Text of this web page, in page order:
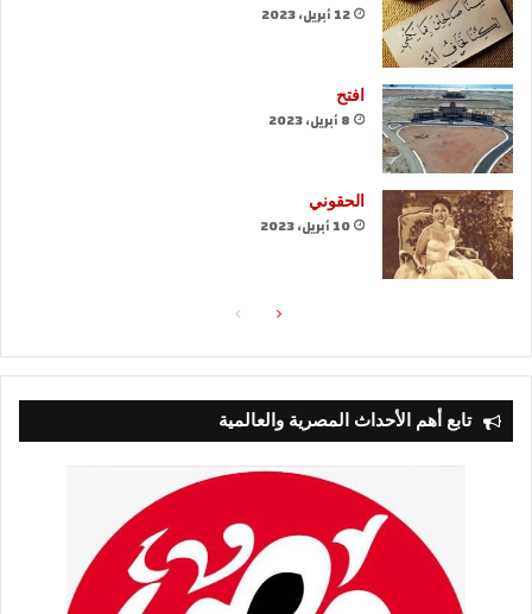
12 أبريل، 2023
افتح
8 أبريل، 2023
الحقوني
10 أبريل، 2023
الصفحةالصفحة
تابع أهم الأحداث المصرية والعالمية